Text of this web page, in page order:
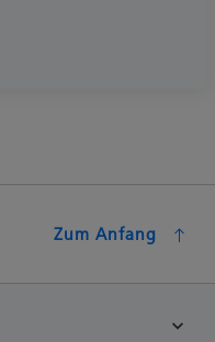
Zum Anfang